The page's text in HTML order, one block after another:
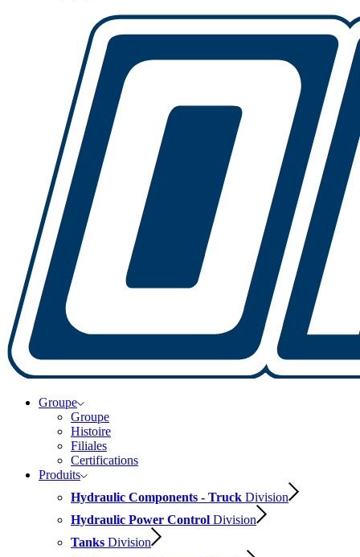
Groupe
Groupe
Histoire
Filiales
Certifications
Produits
Hydraulic Components - Truck Division
Hydraulic Power Control Division
Tanks Division